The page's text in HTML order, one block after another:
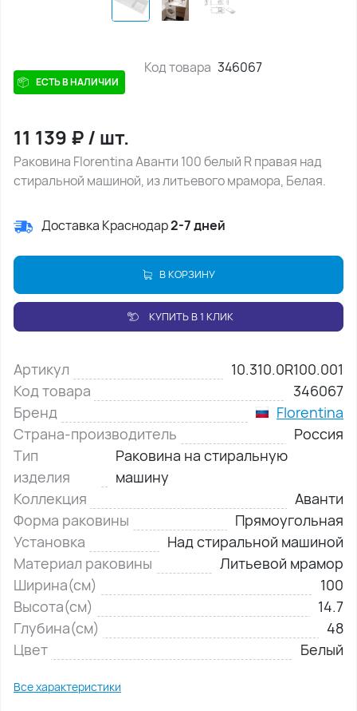
ЕСТЬ В НАЛИЧИИ
Код товара 346067
11 139 ₽/ шт.
Раковина Florentina Аванти 100 белый R правая над
стиральной машиной, из литьевого мрамора, Белая.
Доставка Краснодар2-7 дней
В КОРЗИНУ
КУПИТЬ В 1 КЛИК
Артикул
10.310.0R100.001
Код товара
346067
Бренд
Florentina
Страна-производитель
Россия
Тип
изделия
Раковина на стиральную
машину
Коллекция
Аванти
Форма раковины
Прямоугольная
Установка
Над стиральной машиной
Материал раковины
Литьевой мрамор
Ширина(см)
100
Высота(см)
14.7
Глубина(см)
48
Цвет
Белый
Все характеристики